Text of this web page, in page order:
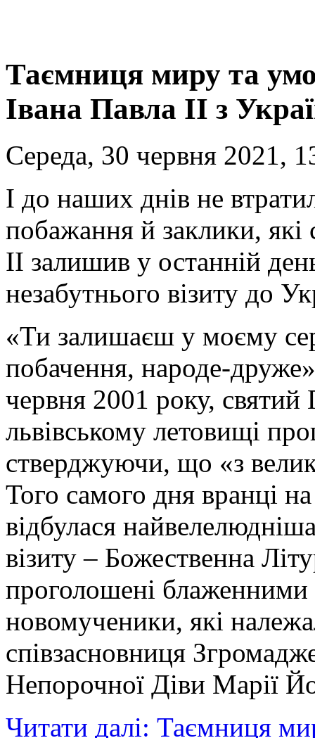
Таємниця миру та
Івана Павла ІІ з
Середа, 30 червня 2021,
І до наших днів не
побажання й заклики, які
ІІ залишив у останній
незабутнього візиту до
«Ти залишаєш у моєму
побачення, народе-
червня 2001 року, святий
львівському летовищі
стверджуючи, що «з
Того самого дня вранці
відбулася
візиту – Божественна
проголошені блаженними
новомученики, які
співзасновниця
Непорочної Діви Марії
Читати далі: Таємниця